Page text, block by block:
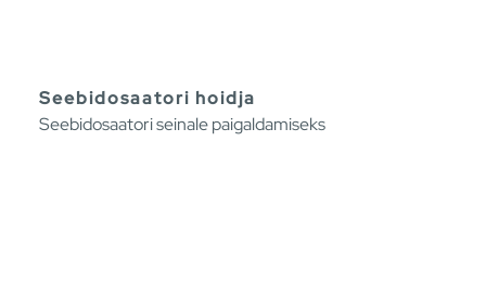
Seebidosaatori hoidja
Seebidosaatori seinale paigaldamiseks